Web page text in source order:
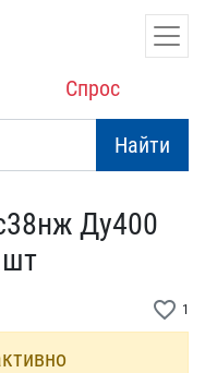
Спрос
Найти
​Ду400
favorite_border 1